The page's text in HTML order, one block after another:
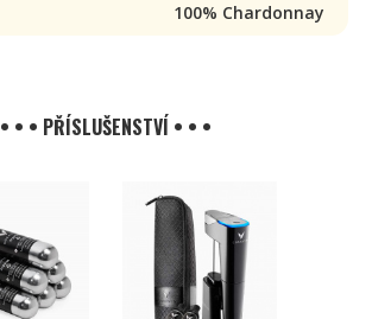
100% Chardonnay
• • • PŘÍSLUŠENSTVÍ • • •